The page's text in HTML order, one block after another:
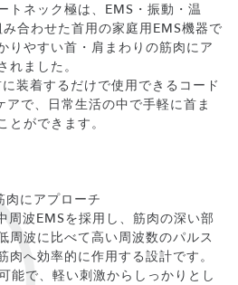
ネック極は、EMS・振動・温
合わせた首用の家庭用EMS機器で
りやすい首・肩まわりの筋肉にア
ました。
装着するだけで使用できるコード
で、日常生活の中で手軽に首ま
ができます。
肉にアプローチ
波EMSを採用し、筋肉の深い部
周波に比べて高い周波数のパルス
肉へ効率的に作用する設計です。
能で、軽い刺激からしっかりとし